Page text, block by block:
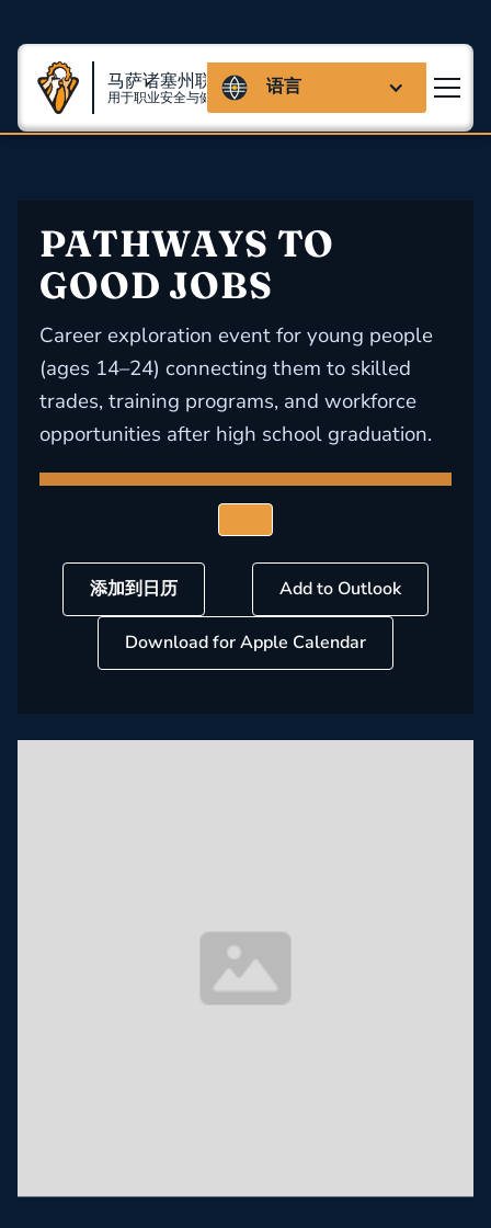
马萨诸塞州联盟
用于职业安全与健康 语言
PATHWAYS TO
GOOD JOBS
Career exploration event for young people
(ages 14–24) connecting them to skilled
trades, training programs, and workforce
opportunities after high school graduation.
添加到日历 Add to Outlook
Download for Apple Calendar